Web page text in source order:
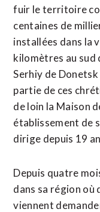
fuir le territoire
centaines de
installées dans la
kilomètres au sud
Serhiy de
partie de ces
de loin la Maison
établissement de
dirige depuis 19
Depuis quatre
dans sa région où
viennent